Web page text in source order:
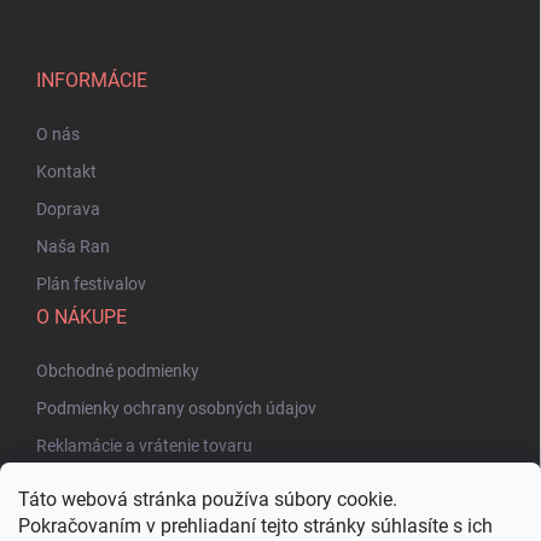
Táto webová stránka používa súbory cookie.
Pokračovaním v prehliadaní tejto stránky súhlasíte s ich
INFORMÁCIE
O nás
Kontakt
Doprava
Naša Ran
Plán festivalov
O NÁKUPE
Obchodné podmienky
Podmienky ochrany osobných údajov
Reklamácie a vrátenie tovaru